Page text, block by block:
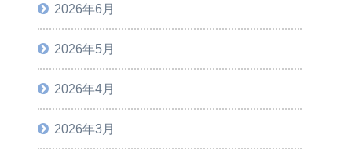
2026年6月
2026年5月
2026年4月
2026年3月